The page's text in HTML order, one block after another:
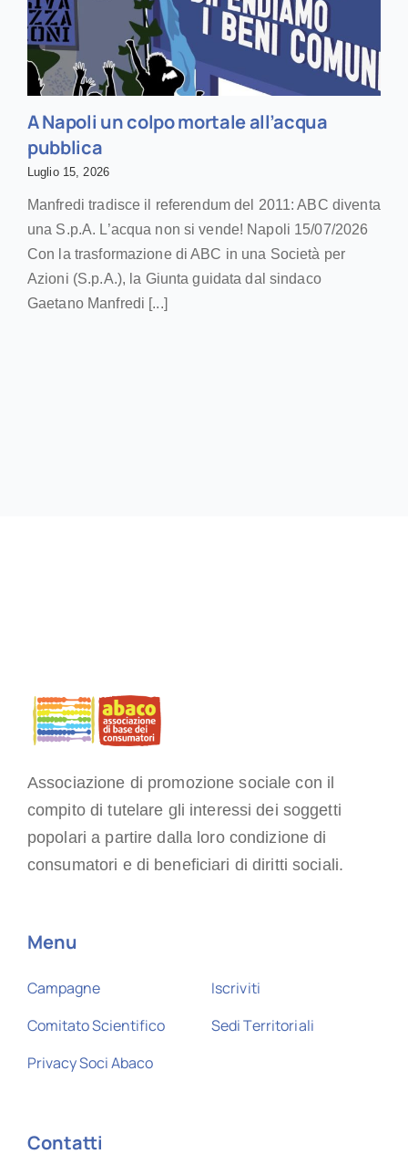
A Napoli un colpo mortale all’acqua
pubblica
Luglio 15, 2026
Manfredi tradisce il referendum del 2011: ABC diventa
una S.p.A. L’acqua non si vende! Napoli 15/07/2026
Con la trasformazione di ABC in una Società per
Azioni (S.p.A.), la Giunta guidata dal sindaco
Gaetano Manfredi [...]
Associazione di promozione sociale con il
compito di tutelare gli interessi dei soggetti
popolari a partire dalla loro condizione di
consumatori e di beneficiari di diritti sociali.
Menu
Campagne
Comitato Scientifico
Privacy Soci Abaco
Iscriviti
Sedi Territoriali
Contatti